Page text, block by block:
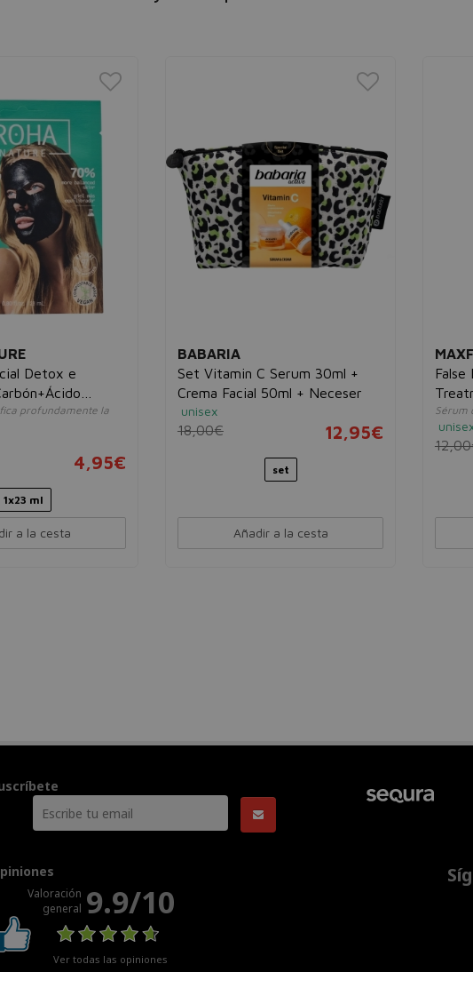
Detox e
profundamente la
4,95€
1x23 ml
a la cesta
BABARIA
Set Vitamin C Serum 30ml +
Crema Facial 50ml + Neceser
unisex
18,00€ 12,95€
set
Añadir a la cesta
Sérum
Valoración
general 9.9/10
Ver todas las opiniones